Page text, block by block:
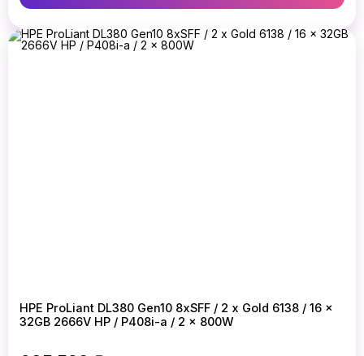
HPE ProLiant DL380 Gen10 8xSFF / 2 x Gold 6138 / 16 x
32GB 2666V HP / P408i-a / 2 x 800W